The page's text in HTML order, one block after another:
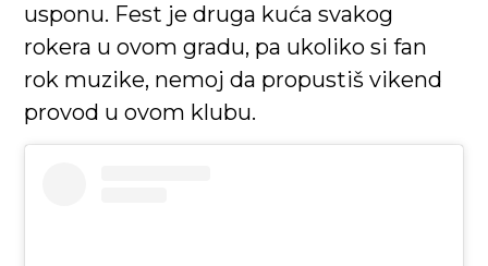
usponu. Fest je druga kuća svakog
rokera u ovom gradu, pa ukoliko si fan
rok muzike, nemoj da propustiš vikend
provod u ovom klubu.